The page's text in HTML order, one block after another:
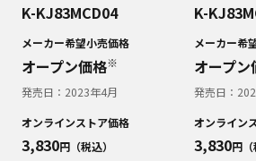
K-KJ83MCD04
メーカー希望小売価格
オープン価格※
発売日： 2023年4月
オンラインストア価格
3,830円（税込）
K-
メーカー希
オープン
発売日：
オンライン
3,830円（